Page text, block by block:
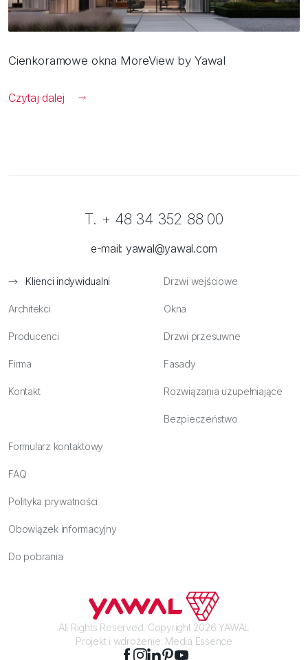
Cienkoramowe okna MoreView by Yawal
Czytaj dalej
Klienci indywidualni
Architekci
Producenci
Firma
Kontakt
Drzwi wejściowe
Okna
Drzwi przesuwne
Fasady
Rozwiązania uzupełniające
Bezpieczeństwo
Formularz kontaktowy
FAQ
Polityka prywatności
Obowiązek informacyjny
Do pobrania
T. + 48 34 352 88 00
e-mail: yawal@yawal.com
All Rights Reserved. Copyright 2026 YAWAL
Projekt i wdrożenie: Media Essence